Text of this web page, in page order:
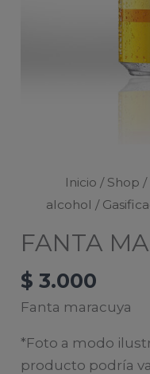
Inicio / Shop /
alcohol /
FANTA
$ 3.000
Fanta maracuya
*Foto a modo
producto podría